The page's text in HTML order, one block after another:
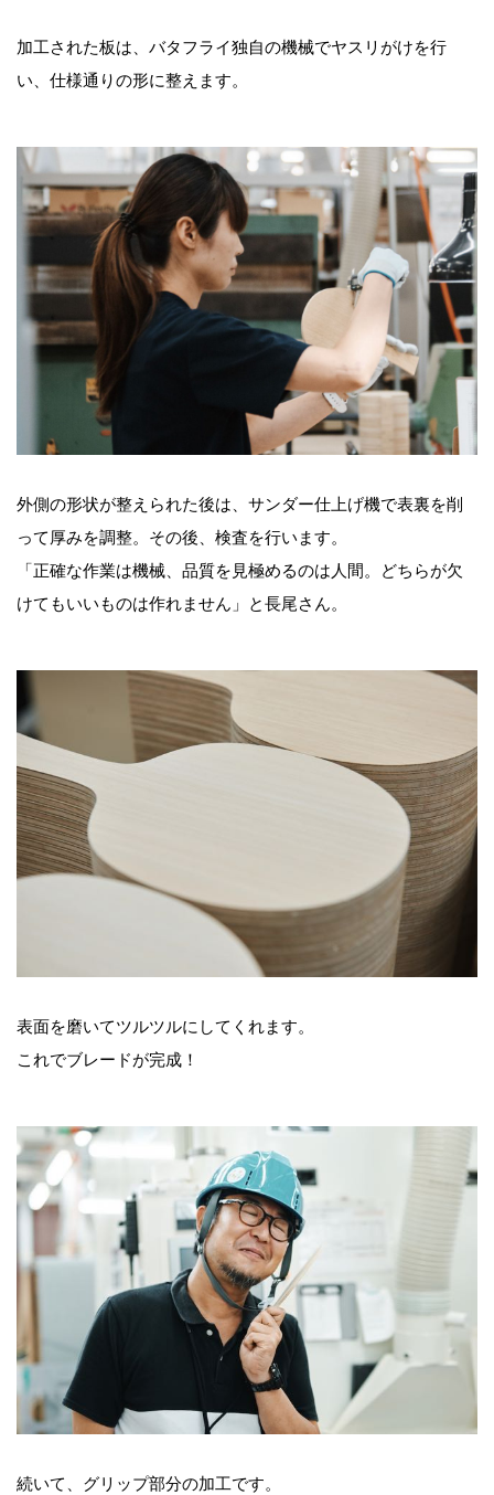
加工された板は、バタフライ独自の機械でヤスリがけを行
い、仕様通りの形に整えます。
外側の形状が整えられた後は、サンダー仕上げ機で表裏を削
って厚みを調整。その後、検査を行います。
「正確な作業は機械、品質を見極めるのは人間。どちらが欠
けてもいいものは作れません」と長尾さん。
表面を磨いてツルツルにしてくれます。
これでブレードが完成！
続いて、グリップ部分の加工です。